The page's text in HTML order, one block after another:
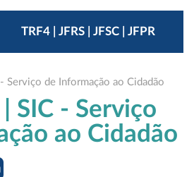
TRF4 | JFRS | JFSC | JFPR
Serviço de Informação ao Cidadão
SIC - Serviço
ao Cidadão